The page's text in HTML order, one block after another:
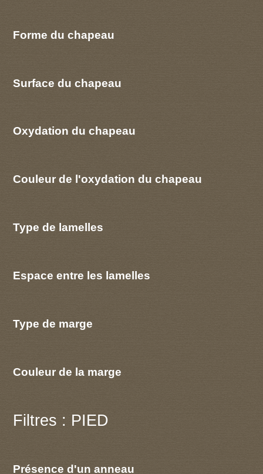
Forme du chapeau
Surface du chapeau
Oxydation du chapeau
Couleur de l'oxydation du chapeau
Type de lamelles
Espace entre les lamelles
Type de marge
Couleur de la marge
Filtres : PIED
Présence d'un anneau